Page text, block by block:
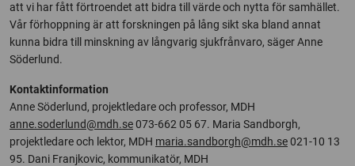
att vi har fått förtroendet att bidra till värde och nytta för samhället.
Vår förhoppning är att forskningen på lång sikt ska bland annat
kunna bidra till minskning av långvarig sjukfrånvaro, säger Anne
Söderlund.
Kontaktinformation
Anne Söderlund, projektledare och professor, MDH
anne.soderlund@mdh.se073-662 05 67. Maria Sandborgh,
projektledare och lektor, MDH maria.sandborgh@mdh.se021-10 13
95. Dani Franjkovic, kommunikatör, MDH